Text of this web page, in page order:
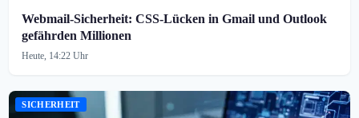
Webmail-Sicherheit: CSS-Lücken in Gmail und Outlook
gefährden Millionen
Heute, 14:22 Uhr
SICHERHEIT